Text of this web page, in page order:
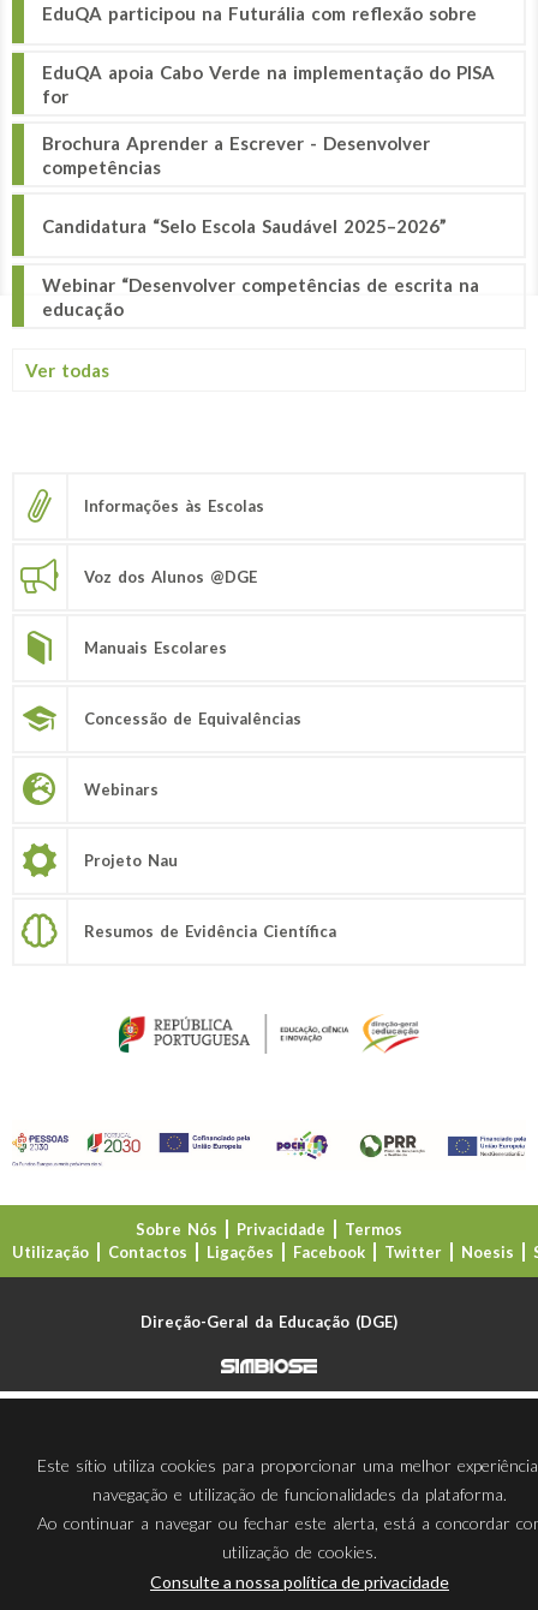
EduQA participou na Futurália com reflexão sobre
EduQA apoia Cabo Verde na implementação do PISA
for
Brochura Aprender a Escrever - Desenvolver
competências
Candidatura “Selo Escola Saudável 2025–2026”
Webinar “Desenvolver competências de escrita na
educação
Ver todas
Informações às Escolas
Voz dos Alunos @DGE
Manuais Escolares
Concessão de Equivalências
Webinars
Projeto Nau
Resumos de Evidência Científica
Sobre Nós Privacidade
Termos
Utilização
Contactos Ligações Facebook Twitter Noesis
Direção-Geral da Educação (DGE)
Este sítio utiliza cookies para proporcionar uma melhor
navegação e utilização de funcionalidades da plataforma.
Ao continuar a navegar ou fechar este alerta, está a concordar
utilização de cookies.
Consulte a nossa política de privacidade